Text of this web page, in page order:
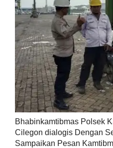
Bhabinkamtibmas Polsek
Cilegon dialogis Dengan
Sampaikan Pesan